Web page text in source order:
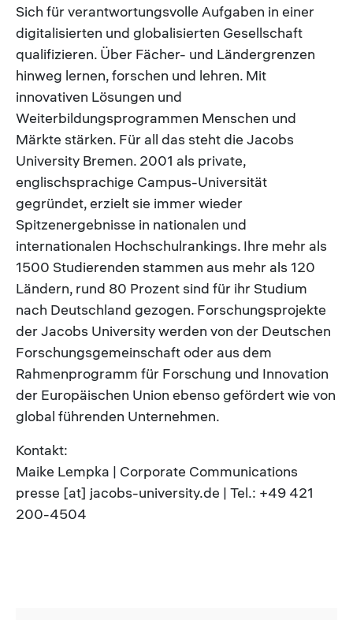
Sich für verantwortungsvolle Aufgaben in einer
digitalisierten und globalisierten Gesellschaft
qualifizieren. Über Fächer- und Ländergrenzen
hinweg lernen, forschen und lehren. Mit
innovativen Lösungen und
Weiterbildungsprogrammen Menschen und
Märkte stärken. Für all das steht die Jacobs
University Bremen. 2001 als private,
englischsprachige Campus-Universität
gegründet, erzielt sie immer wieder
Spitzenergebnisse in nationalen und
internationalen Hochschulrankings. Ihre mehr als
1500 Studierenden stammen aus mehr als 120
Ländern, rund 80 Prozent sind für ihr Studium
nach Deutschland gezogen. Forschungsprojekte
der Jacobs University werden von der Deutschen
Forschungsgemeinschaft oder aus dem
Rahmenprogramm für Forschung und Innovation
der Europäischen Union ebenso gefördert wie von
global führenden Unternehmen.
Kontakt:
Maike Lempka | Corporate Communications
presse [at] jacobs-university.de | Tel.: +49 421
200-4504